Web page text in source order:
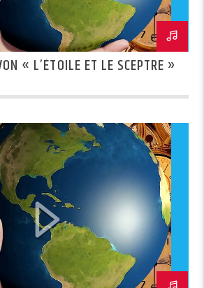
« L’ÉTOILE ET LE SCEPTRE »